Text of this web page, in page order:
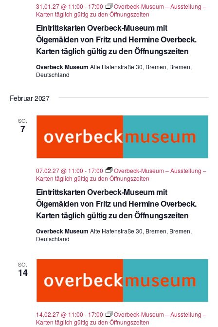
Eintrittskarten Overbeck-Museum mit
Ölgemälden von Fritz und Hermine Overbeck.
Karten täglich gültig zu den Öffnungszeiten
31.01.27 @ 11:00 - 17:00
Overbeck-Museum – Ausstellung –
Karten täglich gültig zu den Öffnungszeiten
Overbeck Museum Alte Hafenstraße 30, Bremen, Bremen,
Deutschland
Februar 2027
SO.
7
Eintrittskarten Overbeck-Museum mit
Ölgemälden von Fritz und Hermine Overbeck.
Karten täglich gültig zu den Öffnungszeiten
07.02.27 @ 11:00 - 17:00
Overbeck-Museum – Ausstellung –
Karten täglich gültig zu den Öffnungszeiten
Overbeck Museum Alte Hafenstraße 30, Bremen, Bremen,
Deutschland
SO.
14
14.02.27 @ 11:00 - 17:00
Overbeck-Museum – Ausstellung –
Karten täglich gültig zu den Öffnungszeiten